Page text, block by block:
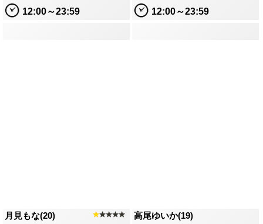
12:00～23:59 12:00～23:59
月見もな(20) ★★★★★
高尾ゆいか(19)